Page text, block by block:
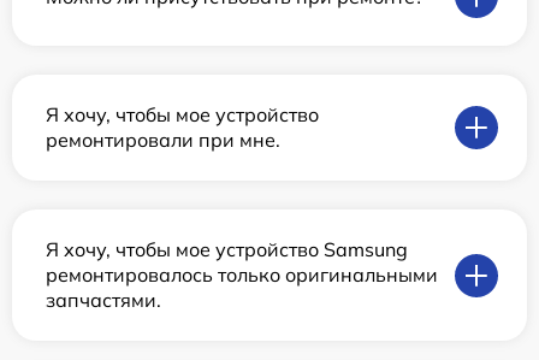
Я хочу, чтобы мое устройство
ремонтировали при мне.
Я хочу, чтобы мое устройство Samsung
ремонтировалось только оригинальными
запчастями.